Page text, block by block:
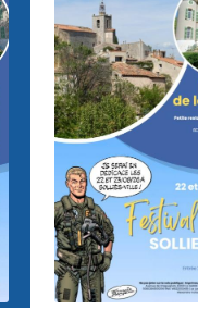
(1 ére
SOLLIES-
(Var -
du 22 au 23
Plus